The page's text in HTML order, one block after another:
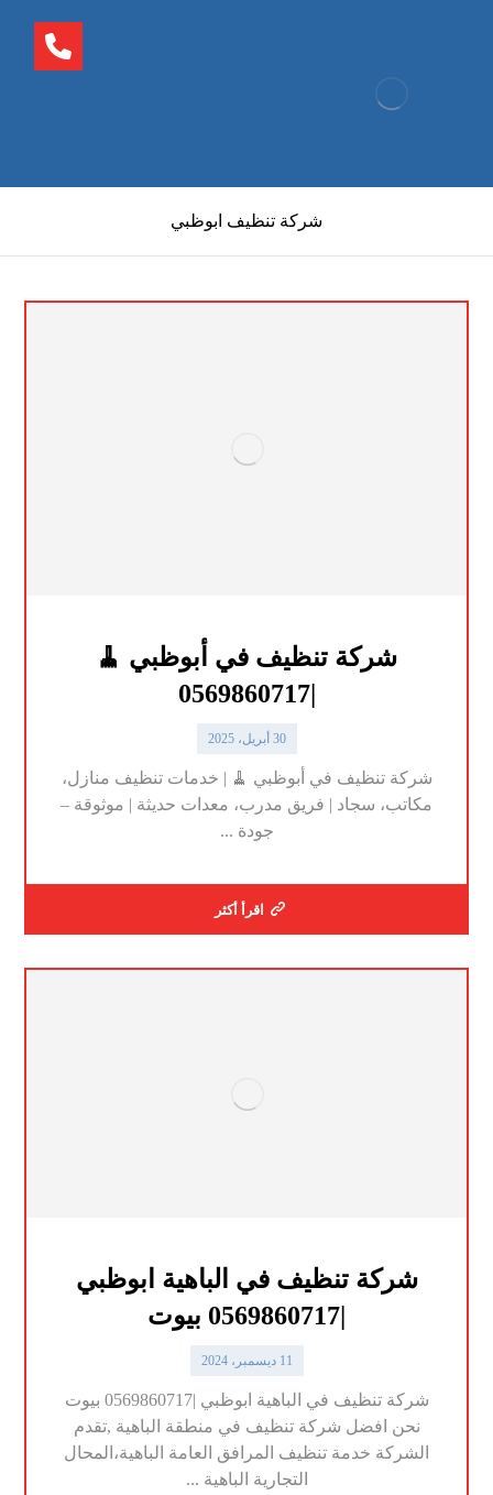
شركة تنظيف ابوظبي
شركة تنظيف في أبوظبي 🧹
|0569860717
30 أبريل، 2025
شركة تنظيف في أبوظبي 🧹 | خدمات تنظيف منازل،
مكاتب، سجاد | فريق مدرب، معدات حديثة | موثوقة –
جودة ...
اقرأ أكثر
شركة تنظيف في الباهية ابوظبي
|0569860717 بيوت
11 ديسمبر، 2024
شركة تنظيف في الباهية ابوظبي |0569860717 بيوت
نحن افضل شركة تنظيف في منطقة الباهية ,تقدم
الشركة خدمة تنظيف المرافق العامة الباهية،المحال
التجارية الباهية ...